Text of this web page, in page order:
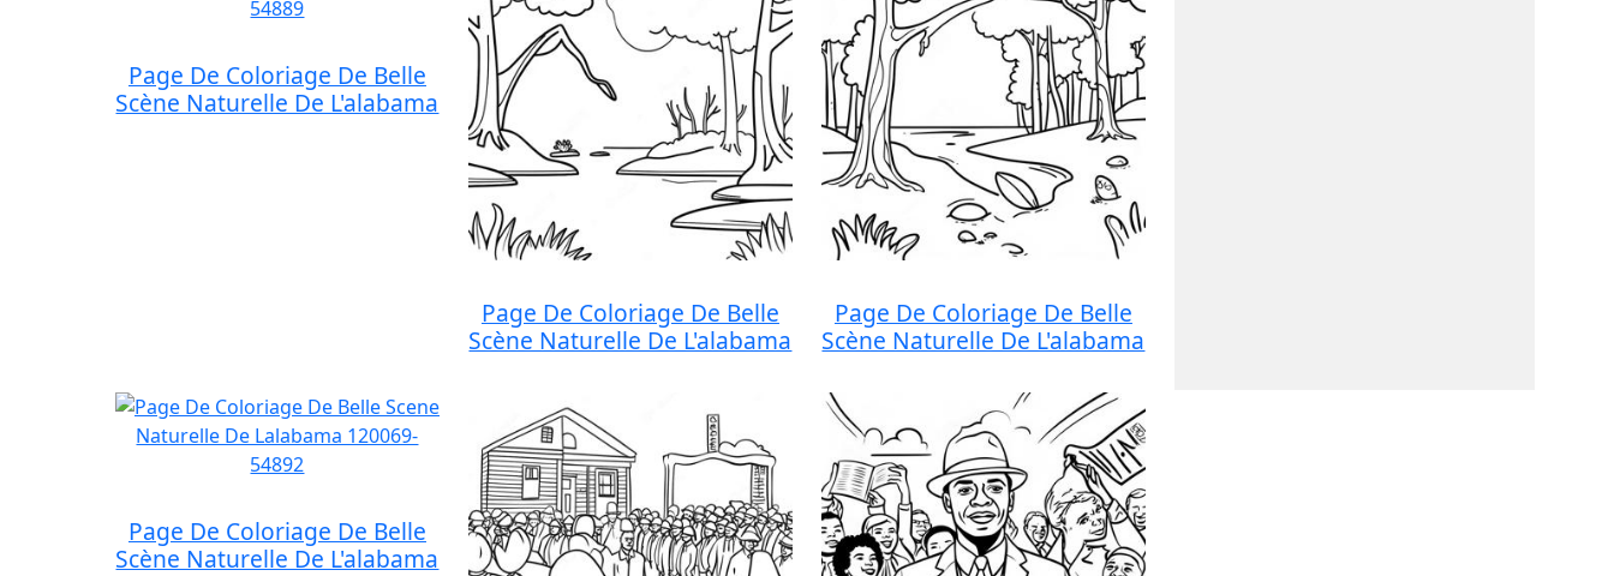
Page De Coloriage De Belle
Scène Naturelle De L'alabama
Page De Coloriage De Belle
Scène Naturelle De L'alabama
Page De Coloriage De Belle
Scène Naturelle De L'alabama
Page De Coloriage De Belle
Scène Naturelle De L'alabama